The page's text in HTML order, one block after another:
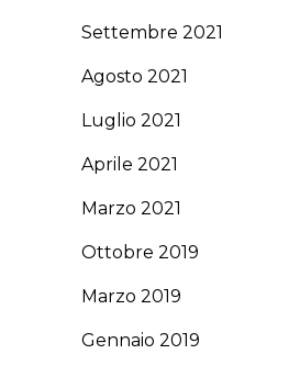
Settembre 2021
Agosto 2021
Luglio 2021
Aprile 2021
Marzo 2021
Ottobre 2019
Marzo 2019
Gennaio 2019